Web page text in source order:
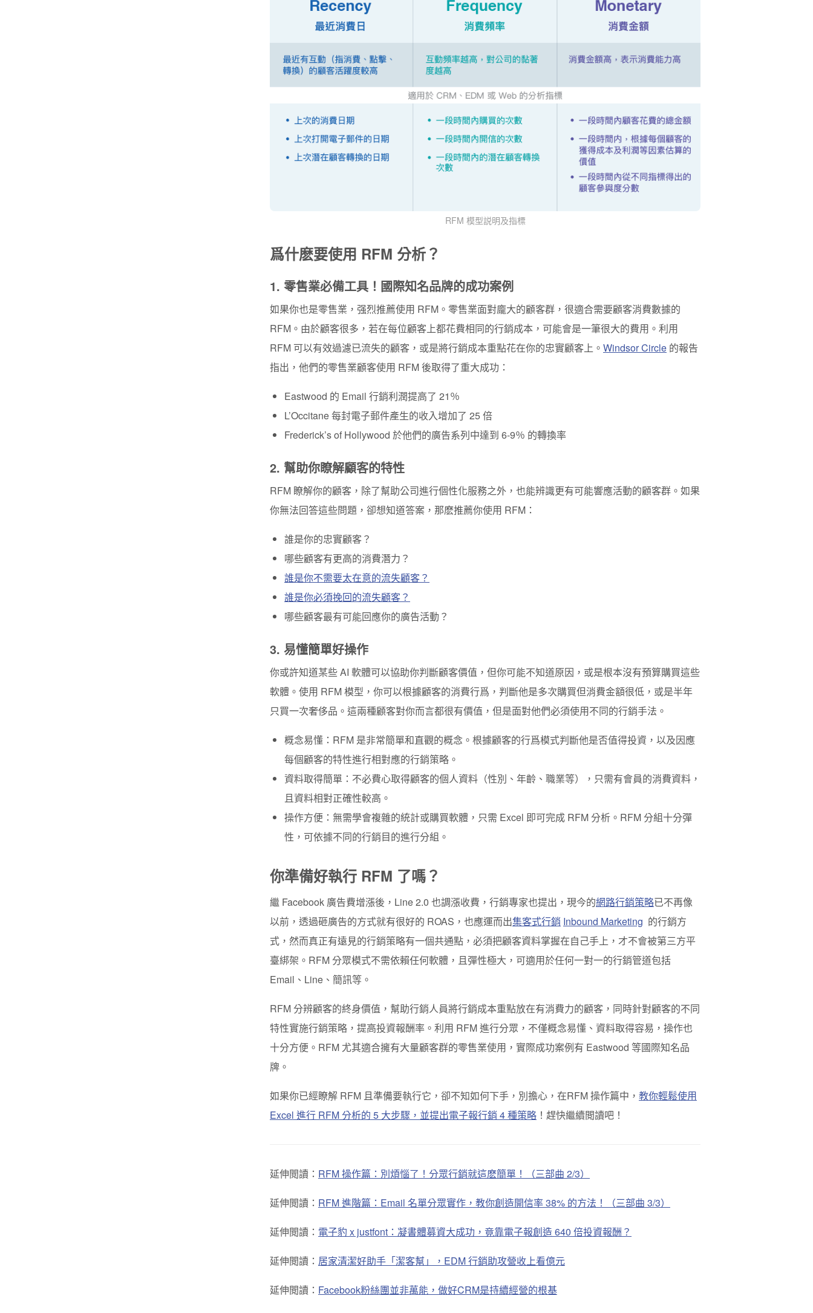
RFM 模型説明及指標
爲什麽要使用 RFM 分析？
1. 零售業必備工具！國際知名品牌的成功案例
如果你也是零售業，强烈推薦使用 RFM。零售業面對龐大的顧客群，很適合需要顧客消費數據的
RFM。由於顧客很多，若在每位顧客上都花費相同的行銷成本，可能會是一筆很大的費用。利用
RFM 可以有效過濾已流失的顧客，或是將行銷成本重點花在你的忠實顧客上。 Windsor Circle 的報告
指出，他們的零售業顧客使用 RFM 後取得了重大成功：
Eastwood 的 Email 行銷利潤提高了 21％
L’Occitane 每封電子郵件產生的收入增加了 25 倍
Frederick’s of Hollywood 於他們的廣告系列中達到 6-9％ 的轉換率
2. 幫助你瞭解顧客的特性
RFM 瞭解你的顧客，除了幫助公司進行個性化服務之外，也能辨識更有可能響應活動的顧客群。如果
你無法回答這些問題，卻想知道答案，那麽推薦你使用 RFM：
誰是你的忠實顧客？
哪些顧客有更高的消費潛力？
誰是你不需要太在意的流失顧客？
誰是你必須挽回的流失顧客？
哪些顧客最有可能回應你的廣告活動？
3. 易懂簡單好操作
你或許知道某些 AI 軟體可以協助你判斷顧客價值，但你可能不知道原因，或是根本沒有預算購買這些
軟體。使用 RFM 模型，你可以根據顧客的消費行爲，判斷他是多次購買但消費金額很低，或是半年
只買一次奢侈品。這兩種顧客對你而言都很有價值，但是面對他們必須使用不同的行銷手法。
概念易懂 ：RFM 是非常簡單和直觀的概念。根據顧客的行爲模式判斷他是否值得投資，以及因應
每個顧客的特性進行相對應的行銷策略。
資料取得簡單 ：不必費心取得顧客的個人資料（性別、年齡、職業等），只需有會員的消費資料，
且資料相對正確性較高。
操作方便 ：無需學會複雜的統計或購買軟體，只需 Excel 即可完成 RFM 分析。RFM 分組十分彈
性，可依據不同的行銷目的進行分組。
你準備好執行 RFM 了嗎？
繼 Facebook 廣告費增漲後，Line 2.0 也調漲收費，行銷專家也提出，現今的網路行銷策略已不再像
以前，透過砸廣告的方式就有很好的 ROAS，也應運而出集客式行銷 Inbound Marketing 的行銷方
式，然而真正有遠見的行銷策略有一個共通點，必須把顧客資料掌握在自己手上，才不會被第三方平
臺綁架。RFM 分眾模式不需依賴任何軟體，且彈性極大，可適用於任何一對一的行銷管道包括
Email、Line、簡訊等。
RFM 分辨顧客的終身價值，幫助行銷人員將行銷成本重點放在有消費力的顧客，同時針對顧客的不同
特性實施行銷策略，提高投資報酬率。利用 RFM 進行分眾，不僅概念易懂、資料取得容易，操作也
十分方便。RFM 尤其適合擁有大量顧客群的零售業使用，實際成功案例有 Eastwood 等國際知名品
牌。
如果你已經瞭解 RFM 且準備要執行它，卻不知如何下手，別擔心，在RFM 操作篇中， 教你輕鬆使用
Excel 進行 RFM 分析的 5 大步驟，並提出電子報行銷 4 種策略 ！趕快繼續閲讀吧！
延伸閲讀： RFM 操作篇：別煩惱了！分眾行銷就這麽簡單！（三部曲 2/3）
延伸閲讀： RFM 進階篇：Email 名單分眾實作，教你創造開信率 38% 的方法！（三部曲 3/3）
延伸閲讀： 電子豹 x justfont：凝書體募資大成功，竟靠電子報創造 640 倍投資報酬？
延伸閲讀： 居家清潔好助手「潔客幫」，EDM 行銷助攻營收上看億元
延伸閲讀： Facebook粉絲團並非萬能，做好CRM是持續經營的根基